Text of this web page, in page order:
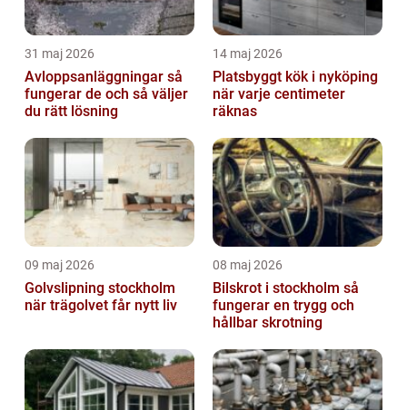
31 maj 2026
Avloppsanläggningar så
fungerar de och så väljer
du rätt lösning
14 maj 2026
Platsbyggt kök i nyköping
när varje centimeter
räknas
09 maj 2026
Golvslipning stockholm
när trägolvet får nytt liv
08 maj 2026
Bilskrot i stockholm så
fungerar en trygg och
hållbar skrotning